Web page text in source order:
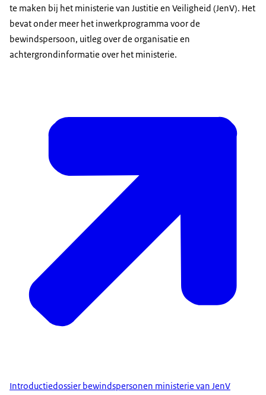
te maken bij het ministerie van Justitie en Veiligheid (JenV). Het
bevat onder meer het inwerkprogramma voor de
bewindspersoon, uitleg over de organisatie en
achtergrondinformatie over het ministerie.
Introductiedossier bewindspersonen ministerie van JenV